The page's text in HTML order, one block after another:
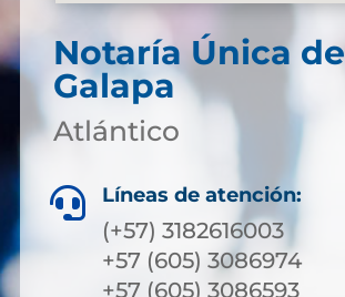
Notaría Única de
Galapa
Atlántico
 Líneas de atención:
(+57) 3182616003
+57 (605) 3086974
+57 (605) 3086593